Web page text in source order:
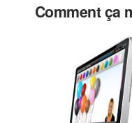
Comment ça